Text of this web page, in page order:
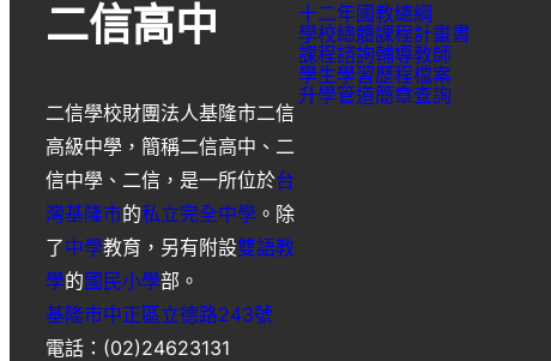
二信高中
二信學校財團法人基隆市二信
高級中學 ，簡稱二信高中 、 二
信中學 、 二信 ，是一所位於台
灣基隆市的私立完全中學 。除
了中學教育，另有附設雙語教
學的國民小學部。
基隆市中正區立德路243號
電話：(02)24623131
十二年國教總綱
學校總體課程計畫書
課程諮詢輔導教師
學生學習歷程檔案
升學管道簡章查詢